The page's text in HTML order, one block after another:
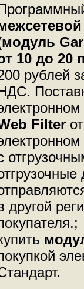
10 до 20
рублей
Filter
другой